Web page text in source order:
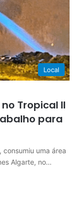
Local
Tropical II
para
uma área
Algarte, no…